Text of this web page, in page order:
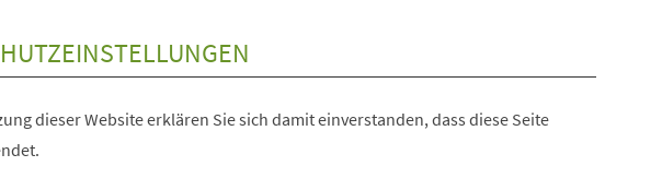
dieser Website erklären Sie sich damit einverstanden, dass diese Seite